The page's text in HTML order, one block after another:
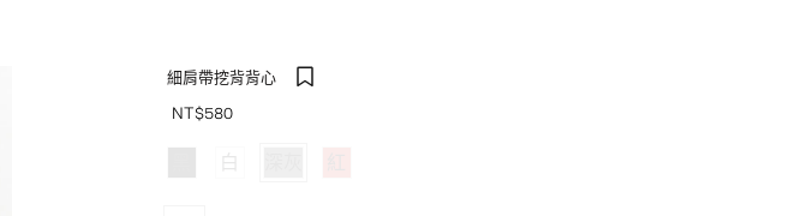
細肩帶挖背背心
NT$580
白